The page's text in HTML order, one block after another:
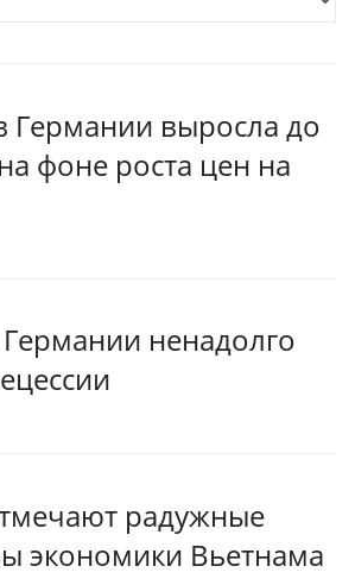
Германии выросла до
фоне роста цен на
ненадолго
радужные
экономики Вьетнама